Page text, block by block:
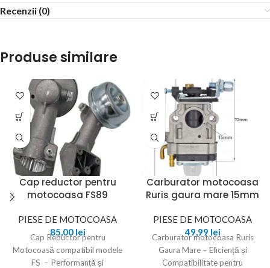
Recenzii (0)
Produse similare
Cap reductor pentru
motocoasa FS89
PIESE DE MOTOCOASA
85,00 lei
Cap Reductor pentru
Motocoasă compatibil modele
FS – Performanță și
Carburator motocoasa
Ruris gaura mare 15mm
PIESE DE MOTOCOASA
49,99 lei
Carburator motocoasa Ruris
Gaura Mare – Eficiență și
Compatibilitate pentru